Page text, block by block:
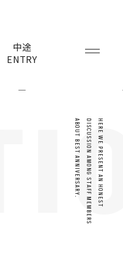
中途
ENTRY
HERE WE PRESENT AN HONEST
DISCUSSION AMONG STAFF MEMBERS
ABOUT BEST ANNIVERSARY.